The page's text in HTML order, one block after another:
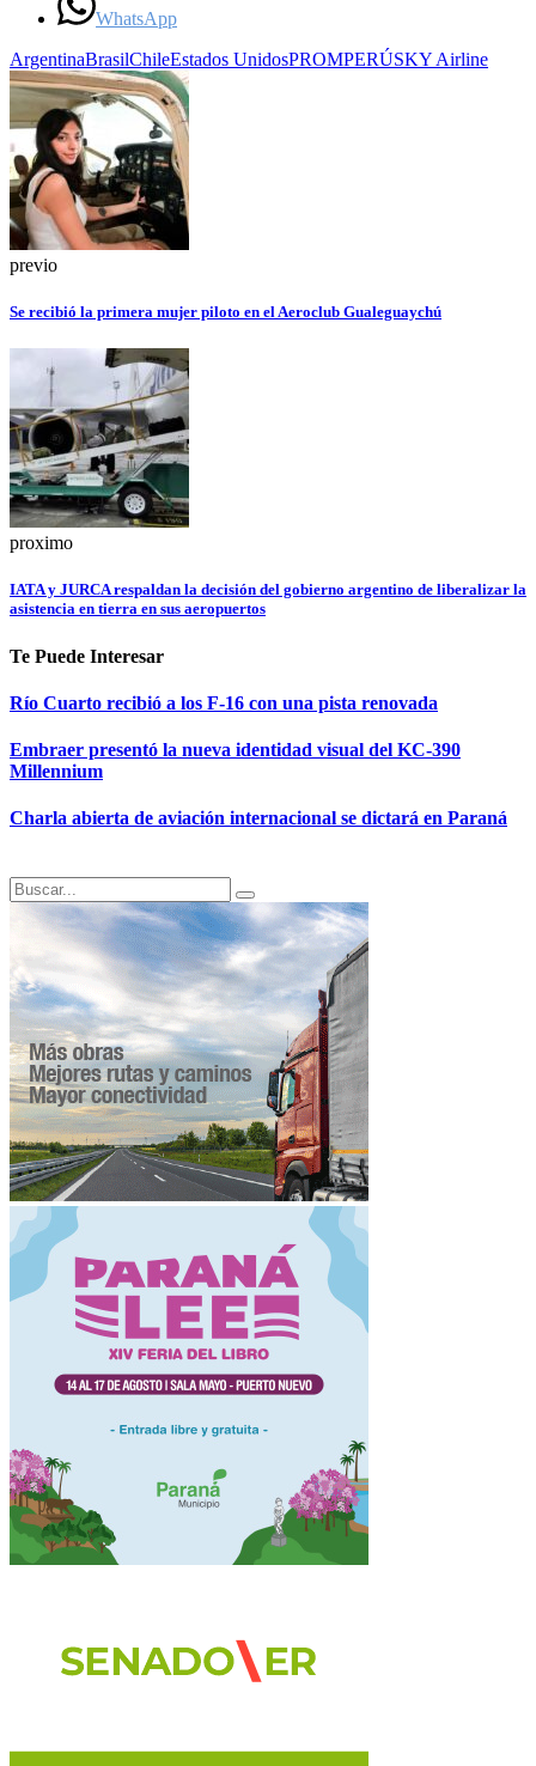
WhatsApp
ArgentinaBrasilChileEstados UnidosPROMPERÚSKY Airline
previo
Se recibió la primera mujer piloto en el Aeroclub Gualeguaychú
proximo
IATA y JURCA respaldan la decisión del gobierno argentino de liberalizar la
asistencia en tierra en sus aeropuertos
Te Puede Interesar
Río Cuarto recibió a los F-16 con una pista renovada
Embraer presentó la nueva identidad visual del KC-390
Millennium
Charla abierta de aviación internacional se dictará en Paraná
Search
for:
Search